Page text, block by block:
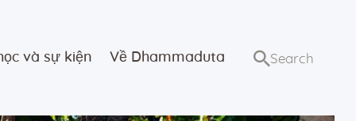
và sự kiện Về Dhammaduta